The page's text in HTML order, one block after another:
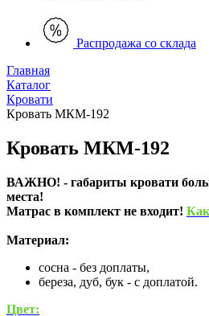
Распродажа со склада
Главная
Каталог
Кровати
Кровать МКМ-192
Кровать МКМ-192
ВАЖНО! - габариты кровати
места!
Матрас в комплект не входит!
Материал:
сосна - без доплаты,
береза, дуб, бук - с доплатой.
Цвет: